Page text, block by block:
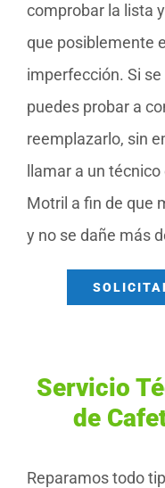
comprobar la lista
que posiblemente
imperfección. Si
puedes probar a
reemplazarlo, sin
llamar a un
Motril a fin de que
y no se dañe más
Servicio
de
Reparamos todo